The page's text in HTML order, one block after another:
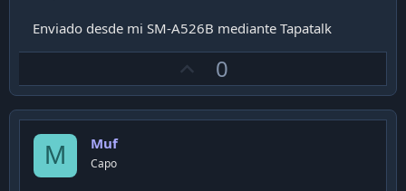
Enviado desde mi SM-A526B mediante Tapatalk
p
v
0
M Muf
Capo